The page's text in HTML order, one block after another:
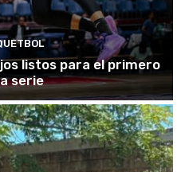
listos para el primero
serie